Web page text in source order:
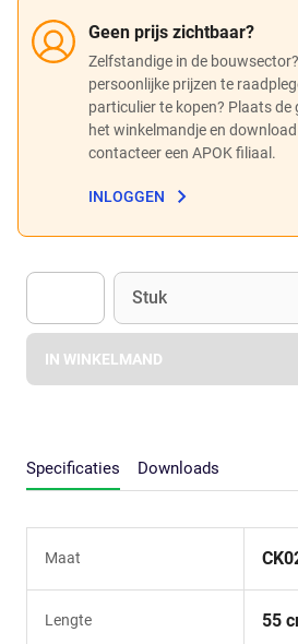
Geen prijs zichtbaar?
Zelfstandige in de
persoonlijke prijzen te
particulier te kopen? Plaats
het winkelmandje en
contacteer een APOK filiaal.
INLOGGEN
Eenheid
Stuk
IN WINKELMAND
Specificaties Downloads
Maat
Lengte 55